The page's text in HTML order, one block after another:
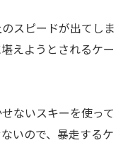
スピードが出てしま
えようとされるケー
ないスキーを使って
いので、暴走するケ